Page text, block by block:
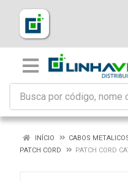
INÍCIO
CABOS
PATCH CORD
PATCH CORD